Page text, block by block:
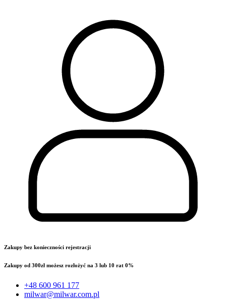
Zakupy bez konieczności rejestracji
Zakupy od 300zł możesz rozłożyć na 3 lub 10 rat 0%
+48 600 961 177
milwar@milwar.com.pl